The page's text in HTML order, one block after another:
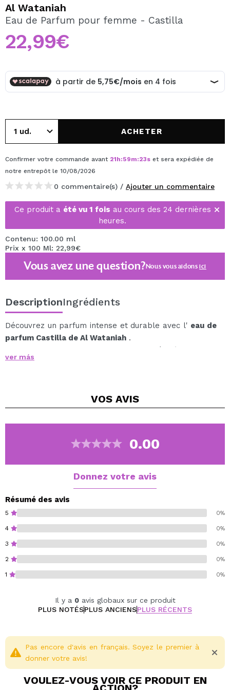
En créant un compte sur Maquibeauty.fr vous pourrez
effectuer vos achats rapidement, vérifier l'état de vos
commandes et consulter vos opérations précédentes.
CRÉER UN COMPTE
Al Wataniah
Eau de Parfum pour femme - Castilla
22,99€
ACHETER
Confirmer votre commande avant 21h:59m:22s et sera expédiée de
notre entrepôt le 10/08/2026
0 commentaire(s) / Ajouter un commentaire
Ce produit a été vu 1 fois au cours des 24 dernières
heures.
Contenu: 100.00 ml
Prix x 100 Ml: 22,99€
Vous avez une question?Nous vous aidonsici
DescriptionIngrédients
Découvrez un parfum intense et durable avec l' eau de
parfum Castilla de Al Wataniah .
Sa forte concentration en huiles parfumées (entre 10 %
et 20 %) garantit une tenue longue durée, enveloppant
Pour prolonger sa durée d'action, vous pouvez
Pyramide olfactive :
Une ouverture fraîche, fruitée et vibrante.
touche épicée et florale qui ajoute du caractère.
- Une base chaude, crémeuse et légèrement
sucrée qui persiste sur la peau.
ver más
VOS AVIS
0.00
Donnez votre avis
Résumé des avis
5 0%
4 0%
3 0%
2 0%
1 0%
Il y a 0avis globaux sur ce produit
PLUS NOTÉSPLUS ANCIENSPLUS RÉCENTS
Pas encore d'avis en français. Soyez le premier à
donner votre avis!
VOULEZ-VOUS VOIR CE PRODUIT EN